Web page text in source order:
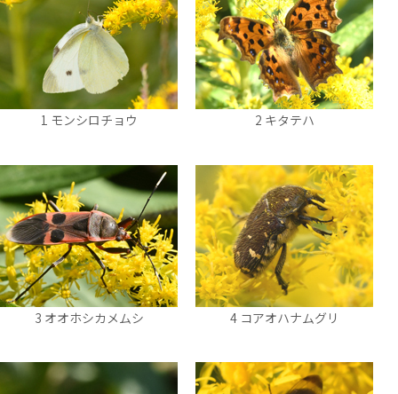
1 モンシロチョウ 2 キタテハ
3 オオホシカメムシ 4 コアオハナムグリ